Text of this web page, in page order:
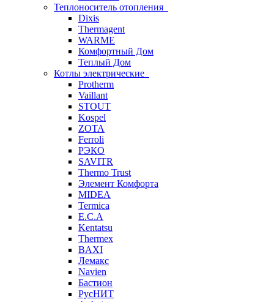
Теплоноситель отопления
Dixis
Thermagent
WARME
Комфортный Дом
Теплый Дом
Котлы электрические
Protherm
Vaillant
STOUT
Kospel
ZOTA
Ferroli
РЭКО
SAVITR
Thermo Trust
Элемент Комфорта
MIDEA
Termica
E.C.A
Kentatsu
Thermex
BAXI
Лемакс
Navien
Бастион
РусНИТ